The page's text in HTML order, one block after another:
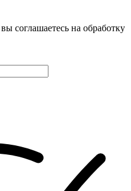
соглашаетесь на обработку